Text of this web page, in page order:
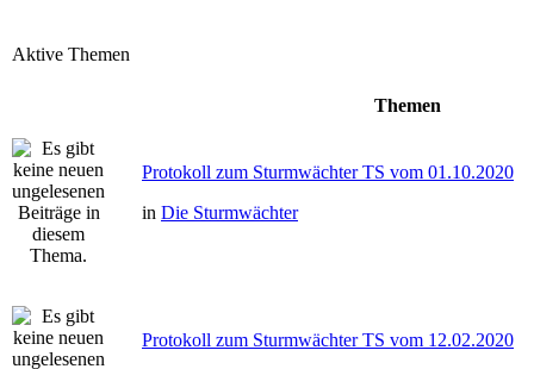
Aktive Themen
Themen
Protokoll zum Sturmwächter TS vom 01.10.2020
in Die Sturmwächter
Protokoll zum Sturmwächter TS vom 12.02.2020